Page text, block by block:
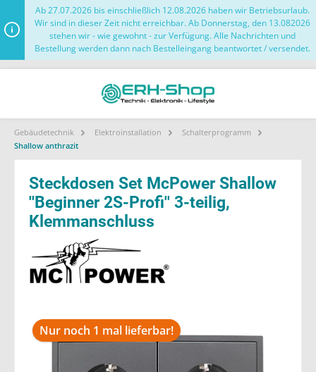
Ab 27.07.2026 bis einschließlich 12.08.2026 haben wir Betriebsurlaub.
Wir sind in dieser Zeit nicht erreichbar. Ab Donnerstag, den 13.082026
stehen wir - wie gewohnt - zur Verfügung. Alle Nachrichten und
Bestellung werden dann nach Bestelleingang beantwortet / versendet.
Gebäudetechnik Elektroinstallation
Schalterprogramm
Shallow anthrazit
Steckdosen Set McPower Shallow
''Beginner 2S-Profi'' 3-teilig,
Klemmanschluss
Nur noch 1 mal lieferbar!